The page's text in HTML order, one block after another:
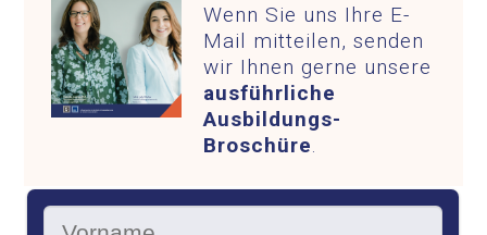
Wenn Sie uns Ihre E-
Mail mitteilen, senden
wir Ihnen gerne unsere
ausführliche
Ausbildungs-
Broschüre.